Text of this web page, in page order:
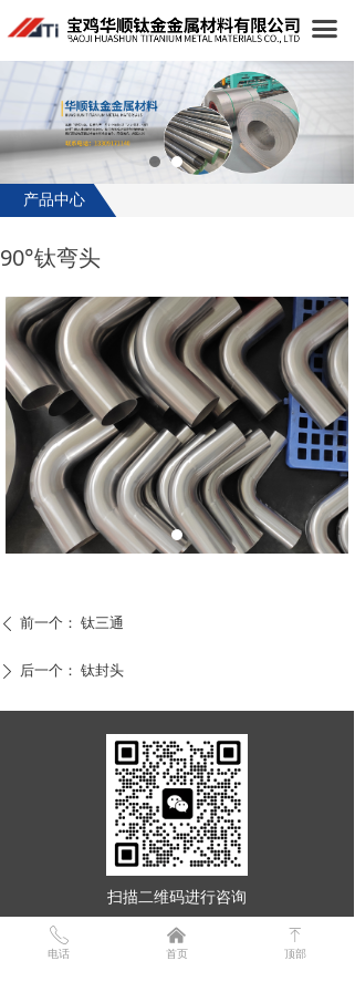
끀
首页
公司简介
产品中心
生产设备
新闻中心
在线留言
联系我们
产品中心
90°钛弯头
ꄴ 前一个： 钛三通
ꄲ 后一个： 钛封头
扫描二维码进行咨询
ꂅ
电话
낀
首页
ꁸ
顶部